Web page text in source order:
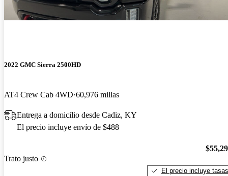
2022 GMC Sierra 2500HD
AT4 Crew Cab 4WD 60,976 millas
Entrega a domicilio desde Cadiz, KY
El precio incluye envío de $488
Trato justo
El precio incluye tasas